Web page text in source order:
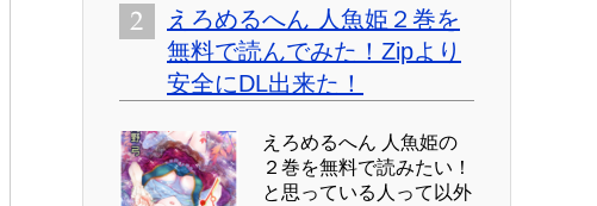
えろめるへん 人魚姫２巻を
無料で読んでみた！Zipより
安全にDL出来た！
えろめるへん 人魚姫の
２巻を無料で読みたい！
と思っている人って以外